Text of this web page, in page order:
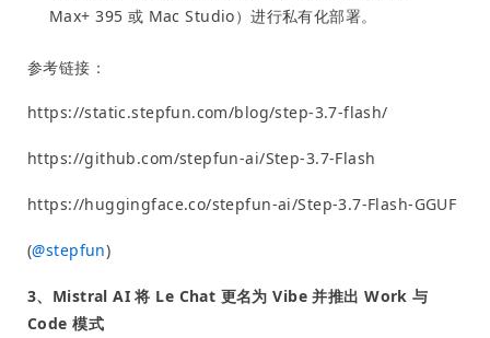
Max+ 395 或 Mac Studio）进行私有化部署。
参考链接：
https://static.stepfun.com/blog/step-3.7-flash/
https://github.com/stepfun-ai/Step-3.7-Flash
https://huggingface.co/stepfun-ai/Step-3.7-Flash-GGUF
(@stepfun)
3、Mistral AI 将 Le Chat 更名为 Vibe 并推出 Work 与
Code 模式